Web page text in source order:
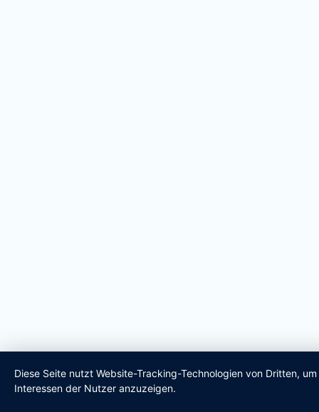
Diese Seite nutzt Website-Tracking-Technologien von Dritten,
Interessen der Nutzer anzuzeigen.